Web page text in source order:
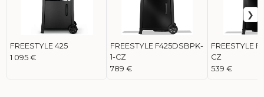
FREESTYLE 425
1 095 €
FREESTYLE F425DSBPK-
1-CZ
789 €
FREESTYLE
CZ
539 €